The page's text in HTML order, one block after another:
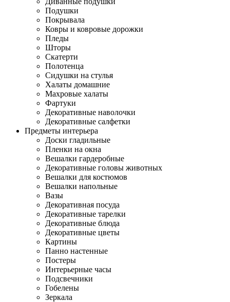
Подушки
Покрывала
Ковры и ковровые дорожки
Пледы
Шторы
Скатерти
Полотенца
Сидушки на стулья
Халаты домашние
Махровые халаты
Фартуки
Декоративные наволочки
Декоративные салфетки
Предметы интерьера
Доски гладильные
Пленки на окна
Вешалки гардеробные
Декоративные головы животных
Вешалки для костюмов
Вешалки напольные
Вазы
Декоративная посуда
Декоративные тарелки
Декоративные блюда
Декоративные цветы
Картины
Панно настенные
Постеры
Интерьерные часы
Подсвечники
Гобелены
Зеркала